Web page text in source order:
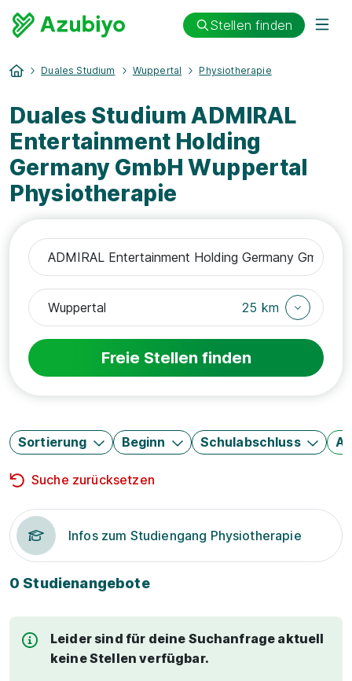
Stellen finden
Duales Studium Wuppertal Physiotherapie
Duales Studium ADMIRAL
Entertainment Holding
Germany GmbH Wuppertal
Physiotherapie
25 km
Freie Stellen finden
Sortierung Beginn Schulabschluss
Suche zurücksetzen
Infos zum Studiengang Physiotherapie
0 Studienangebote
Leider sind für deine Suchanfrage aktuell
keine Stellen verfügbar.